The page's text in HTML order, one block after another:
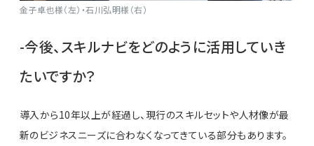
金子卓也様（左）・石川弘明様（右）
-今後、スキルナビをどのように活用していき
たいですか？
導入から10年以上が経過し、現行のスキルセットや人材像が最
新のビジネスニーズに合わなくなってきている部分もあります。